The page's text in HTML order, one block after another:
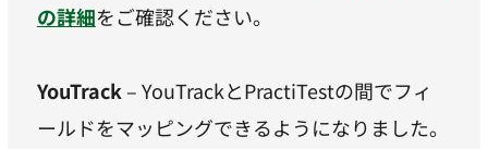
の詳細をご確認ください。
YouTrack– YouTrackとPractiTestの間でフィ
ールドをマッピングできるようになりました。